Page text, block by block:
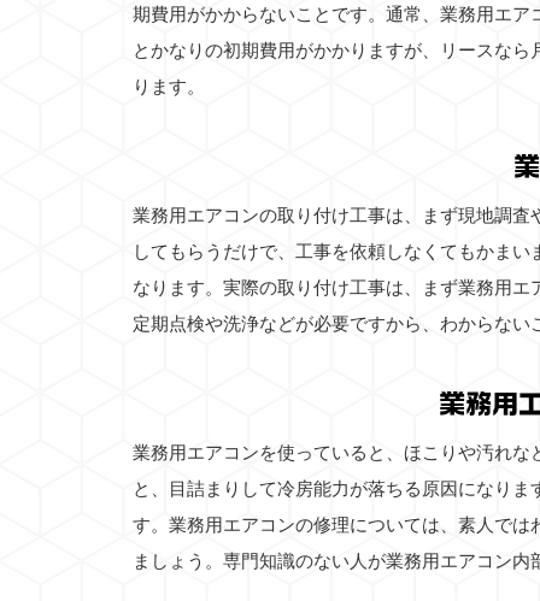
期費用がかからないことです。通常、業務用エ
とかなりの初期費用がかかりますが、リースな
ります。
業務用エアコンの取り付け工事は、まず現地調
してもらうだけで、工事を依頼しなくてもかま
なります。実際の取り付け工事は、まず業務用
定期点検や洗浄などが必要ですから、わからな
業務用
業務用エアコンを使っていると、ほこりや汚れ
と、目詰まりして冷房能力が落ちる原因になり
す。業務用エアコンの修理については、素人で
ましょう。専門知識のない人が業務用エアコン